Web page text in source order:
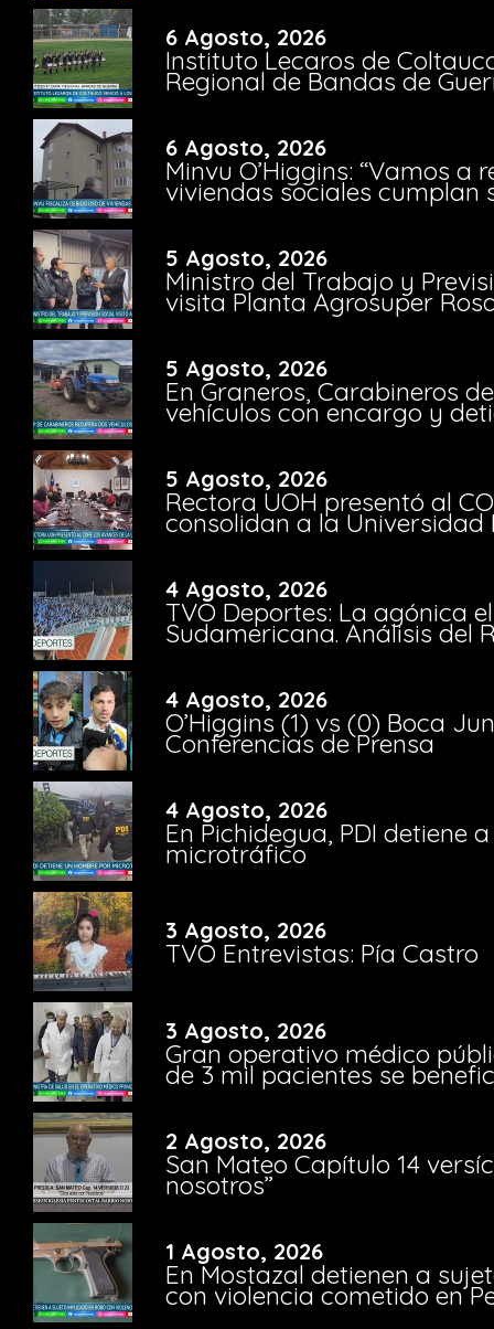
6 Agosto, 2026
Instituto Lecaros de
Regional de Bandas de
6 Agosto, 2026
Minvu O’Higgins: “Vamos a
viviendas sociales cumplan
5 Agosto, 2026
Ministro del Trabajo y
visita Planta Agrosuper
5 Agosto, 2026
En Graneros, Carabineros
vehículos con encargo y
5 Agosto, 2026
Rectora UOH presentó al
consolidan a la Universidad
4 Agosto, 2026
TVO Deportes: La agónica
Sudamericana. Análisis del
4 Agosto, 2026
O’Higgins (1) vs (0) Boca
Conferencias de Prensa
4 Agosto, 2026
En Pichidegua, PDI detiene
microtráfico
3 Agosto, 2026
TVO Entrevistas: Pía Castro
3 Agosto, 2026
Gran operativo médico
de 3 mil pacientes se
2 Agosto, 2026
San Mateo Capítulo 14
nosotros”
1 Agosto, 2026
En Mostazal detienen a
con violencia cometido en